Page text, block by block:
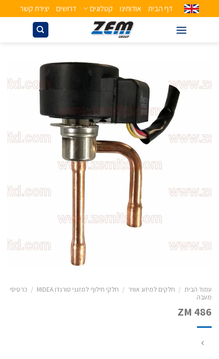
דף הבית אודותינו קטלוגים דרושים יצירת קשר
עמוד הבית / חלקים למיזוג אוויר / חלקי חילוף למזגני טורנדו MIDEA / כרטיסי
מעבה
ZM 486